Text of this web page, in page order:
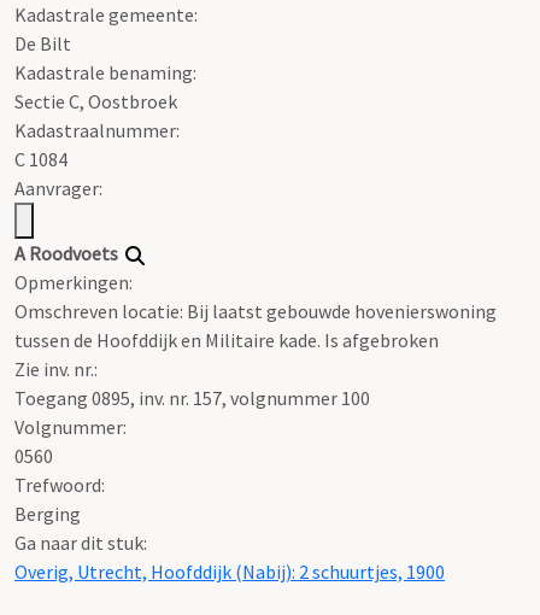
Kadastrale gemeente:
De Bilt
Kadastrale benaming:
Sectie C, Oostbroek
Kadastraalnummer:
C 1084
Aanvrager:
A Roodvoets
Opmerkingen:
Omschreven locatie: Bij laatst gebouwde hovenierswoning
tussen de Hoofddijk en Militaire kade. Is afgebroken
Zie inv. nr.:
Toegang 0895, inv. nr. 157, volgnummer 100
Volgnummer:
0560
Trefwoord:
Berging
Ga naar dit stuk:
Overig, Utrecht, Hoofddijk (Nabij): 2 schuurtjes, 1900